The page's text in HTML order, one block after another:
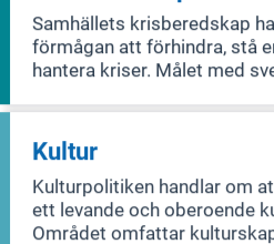
enkelt tillgängligt st
Samhällets krisberedskap
förmågan att förhindra, stå
hantera kriser. Målet med
människors liv och hälsa,
att samhället fungerar, och
grundläggande värderingar
demokrati, rä
Kultur
Kulturpolitiken handlar om
ett levande och oberoende
Området omfattar